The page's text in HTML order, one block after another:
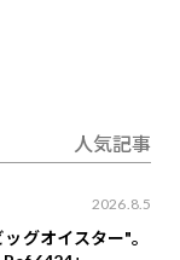
人気記事
2026.8.5
グオイスター"。